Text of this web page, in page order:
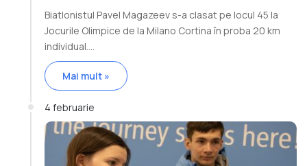
Biatlonistul Pavel Magazeev s-a clasat pe locul 45 la
Jocurile Olimpice de la Milano Cortina în proba 20 km
individual.…
Mai mult »
4 februarie